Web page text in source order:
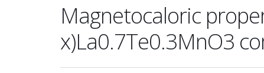
Magnetocaloric
x)La0.7Te0.3MnO3